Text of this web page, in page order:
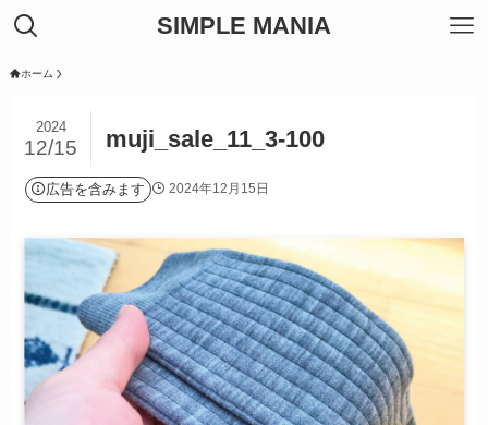
SIMPLE MANIA
ホーム
muji_sale_11_3-100
2024
12/15
広告を含みます 2024年12月15日